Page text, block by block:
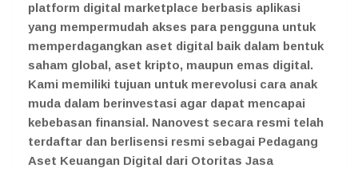
platform digital marketplace berbasis aplikasi
yang mempermudah akses para pengguna untuk
memperdagangkan aset digital baik dalam bentuk
saham global, aset kripto, maupun emas digital.
Kami memiliki tujuan untuk merevolusi cara anak
muda dalam berinvestasi agar dapat mencapai
kebebasan finansial. Nanovest secara resmi telah
terdaftar dan berlisensi resmi sebagai Pedagang
Aset Keuangan Digital dari Otoritas Jasa